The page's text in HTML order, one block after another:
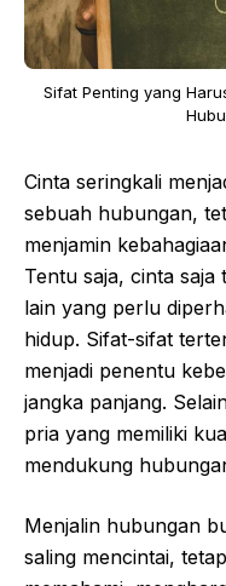
Sifat Penting yang
Cinta seringkali
sebuah hubungan,
menjamin
Tentu saja, cinta
lain yang perlu
hidup. Sifat-sifat
menjadi penentu
jangka panjang.
pria yang memiliki
mendukung
Menjalin hubungan
saling mencintai,